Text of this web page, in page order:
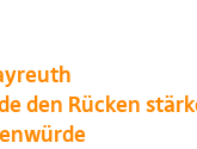
den Rücken